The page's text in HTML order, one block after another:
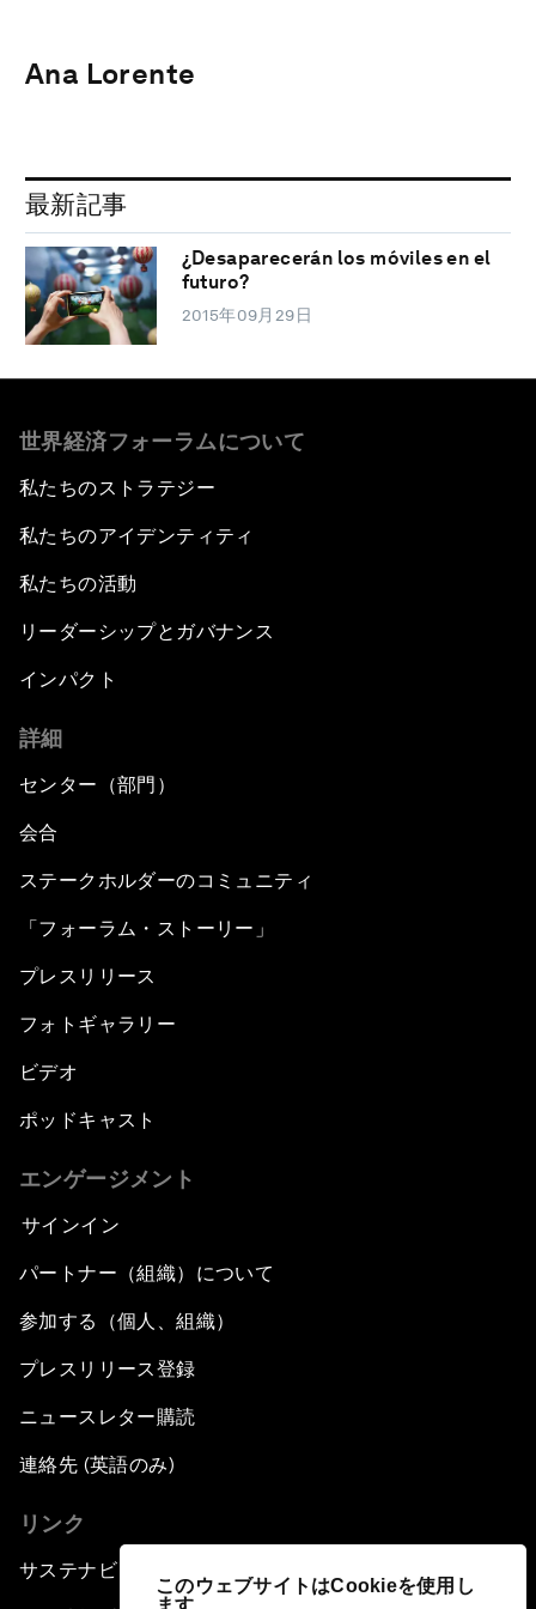
このウェブサイトはCookieを使用し
ます
Ana Lorente
最新記事
¿Desaparecerán los móviles en el
futuro?
2015年09月29日
世界経済フォーラムについて
私たちのストラテジー
私たちのアイデンティティ
私たちの活動
リーダーシップとガバナンス
インパクト
詳細
センター（部門）
会合
ステークホルダーのコミュニティ
「フォーラム・ストーリー」
プレスリリース
フォトギャラリー
ビデオ
ポッドキャスト
エンゲージメント
サインイン
パートナー（組織）について
参加する（個人、組織）
プレスリリース登録
ニュースレター購読
連絡先 (英語のみ)
リンク
サステナビリティへの取り組み